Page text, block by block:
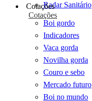
Radar Sanitário
Cotações
Cotações
Boi gordo
Indicadores
Vaca gorda
Novilha gorda
Couro e sebo
Mercado futuro
Boi no mundo